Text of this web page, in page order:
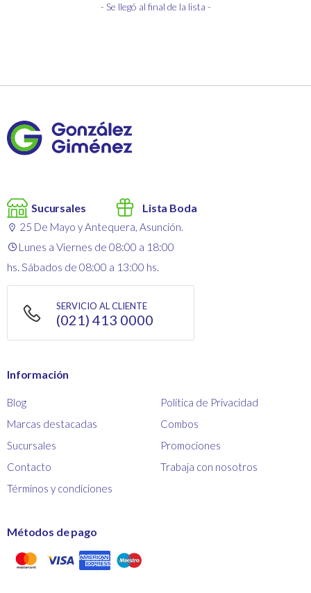
- Se llegó al final de la lista -
Sucursales Lista Boda
25 De Mayo y Antequera, Asunción.
Lunes a Viernes de 08:00 a 18:00
hs. Sábados de 08:00 a 13:00 hs.
SERVICIO AL CLIENTE
(021) 413 0000
Información
Blog
Marcas destacadas
Sucursales
Contacto
Términos y condiciones
Política de Privacidad
Combos
Promociones
Trabaja con nosotros
Métodos de pago